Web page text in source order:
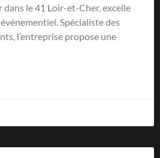
le 41 Loir-et-Cher, excelle
Spécialiste des
l’entreprise propose une